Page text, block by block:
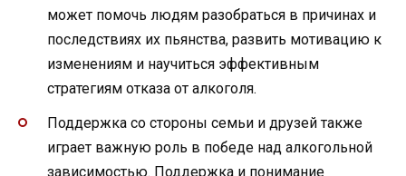
может помочь людям разобраться в причинах и
последствиях их пьянства, развить мотивацию к
изменениям и научиться эффективным
стратегиям отказа от алкоголя.
Поддержка со стороны семьи и друзей также
играет важную роль в победе над алкогольной
зависимостью. Поддержка и понимание